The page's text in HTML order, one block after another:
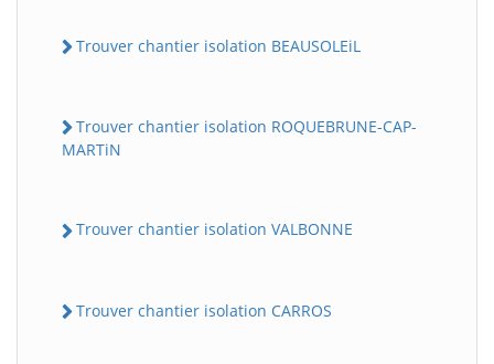
Trouver chantier isolation BEAUSOLEiL
Trouver chantier isolation ROQUEBRUNE-CAP-
MARTiN
Trouver chantier isolation VALBONNE
Trouver chantier isolation CARROS